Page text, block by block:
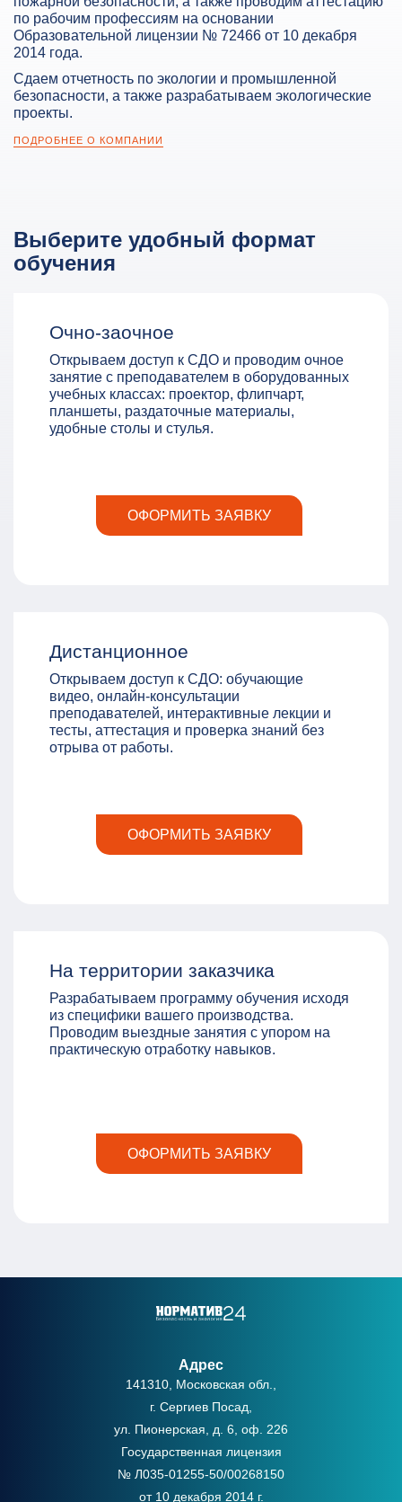
по рабочим профессиям на основании
Образовательной лицензии № 72466 от 10 декабря
2014 года.
Сдаем отчетность по экологии и промышленной
безопасности, а также разрабатываем экологические
проекты.
ПОДРОБНЕЕ О КОМПАНИИ
Выберите удобный формат
обучения
Очно-заочное
Открываем доступ к СДО и проводим очное
занятие с преподавателем в оборудованных
учебных классах: проектор, флипчарт,
планшеты, раздаточные материалы,
удобные столы и стулья.
ОФОРМИТЬ ЗАЯВКУ
Дистанционное
Открываем доступ к СДО: обучающие
видео, онлайн-консультации
преподавателей, интерактивные лекции и
тесты, аттестация и проверка знаний без
отрыва от работы.
ОФОРМИТЬ ЗАЯВКУ
На территории заказчика
Разрабатываем программу обучения исходя
из специфики вашего производства.
Проводим выездные занятия с упором на
практическую отработку навыков.
ОФОРМИТЬ ЗАЯВКУ
Адрес
141310, Московская обл.,
г. Сергиев Посад,
ул. Пионерская, д. 6, оф. 226
Государственная лицензия
№ Л035-01255-50/00268150
от 10 декабря 2014 г.